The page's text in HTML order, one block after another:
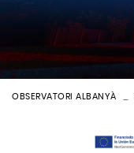
OBSERVATORI ALBANYÀ